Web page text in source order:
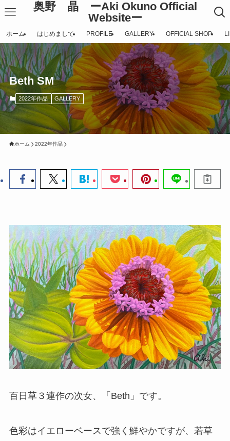
奥野 晶 ーAki Okuno Official
Websiteー
ホーム はじめまして PROFILE GALLERY OFFICIAL SHOP
Beth SM
2022年作品 GALLERY
ホーム 2022年作品
百日草３連作の次女、「Beth」です。
色彩はイエローベースで強く鮮やかですが、若草